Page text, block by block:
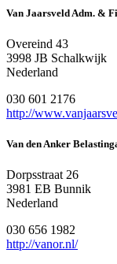
Van Jaarsveld Adm. &
Overeind 43
3998 JB Schalkwijk
Nederland
030 601 2176
http://
Van den Anker
Dorpsstraat 26
3981 EB Bunnik
Nederland
030 656 1982
http://vanor.nl/